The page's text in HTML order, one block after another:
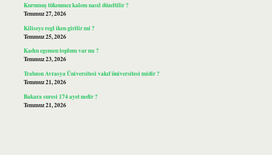
Kurumuş tükenmez kalem nasıl düzeltilir ?
Temmuz 27, 2026
Kiliseye regl iken girilir mi ?
Temmuz 25, 2026
Kadın egemen toplum var mı ?
Temmuz 23, 2026
Trabzon Avrasya Üniversitesi vakıf üniversitesi midir ?
Temmuz 21, 2026
Bakara suresi 174 ayet nedir ?
Temmuz 21, 2026